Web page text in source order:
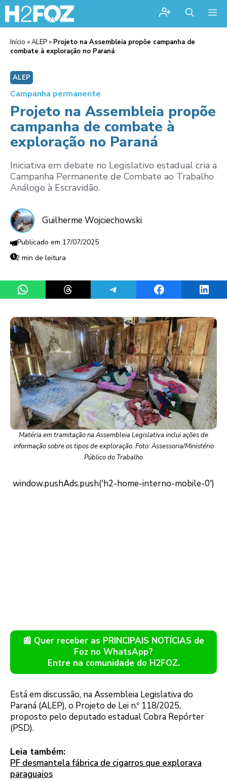
Início »ALEP » Projeto na Assembleia propõe campanha de
combate à exploração no Paraná
ALEP
Campanha permanente
Projeto na Assembleia propõe
campanha de combate à
exploração no Paraná
Iniciativa em debate no Legislativo estadual cria a
Campanha Permanente de Combate ao Trabalho
Análogo à Escravidão.
Guilherme Wojciechowski
17/07/2025
2 min de leitura
Share on WhatsAppShare on ThreadsShare on TelegramShare on Facebook
Matéria em tramitação na Assembleia Legislativa inclui ações de
informação sobre os tipos de exploração. Foto: Assessoria/Ministério
Público do Trabalho
📰 Quer receber as PRINCIPAIS NOTÍCIAS de
Foz no WhatsApp?
Entre na comunidade do H2FOZ.
Está em discussão, na Assembleia Legislativa do
Paraná (ALEP), o Projeto de Lei n.º 118/2025,
proposto pelo deputado estadual Cobra Repórter
(PSD).
Leia também:
PF desmantela fábrica de cigarros que explorava
paraguaios